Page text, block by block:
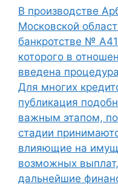
В производстве
Московской
банкротстве №
которого в
введена
Для многих
публикация
важным этапом,
стадии
влияющие на
возможных
дальнейшие